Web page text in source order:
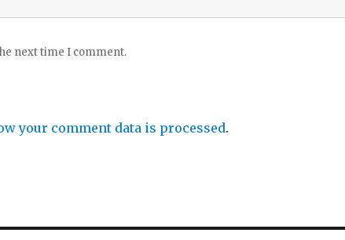
next time I comment.
your comment data is processed.